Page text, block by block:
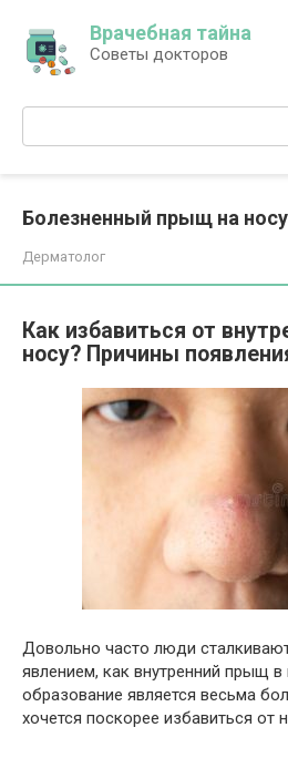
контенту
Врачебная тайна
Советы докторов
Поиск:
Болезненный прыщ на носу
Дерматолог
Как избавиться от
носу? Причины
Довольно часто люди
явлением, как внутренний прыщ
образование является весьма
хочется поскорее избавиться от